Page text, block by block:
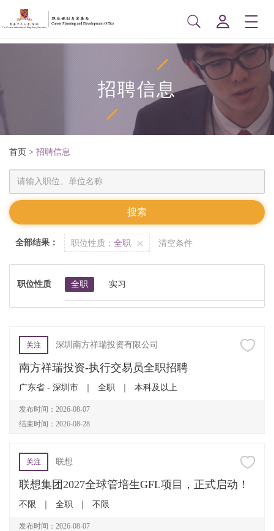
招聘信息
首页 > 招聘信息
全部结果： 职位性质： 全职 清空条件
职位性质 全职 实习
关注 深圳南方祥瑞投资有限公司
南方祥瑞投资-执行交易员全职招聘
广东省 - 深圳市 全职 本科及以上
发布时间：2026-08-07
结束时间：2026-08-28
关注 联想
联想集团2027全球管培生GFL项目，正式启动！
不限 全职 不限
发布时间：2026-08-07